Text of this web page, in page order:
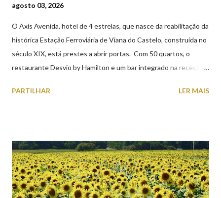
agosto 03, 2026
O Axis Avenida, hotel de 4 estrelas, que nasce da reabilitação da
histórica Estação Ferroviária de Viana do Castelo, construída no
século XIX, está prestes a abrir portas. Com 50 quartos, o
restaurante Desvio by Hamilton e um bar integrado na receção,
peças históricas cedidas pela IP Património que homenageiam a
PARTILHAR LER MAIS